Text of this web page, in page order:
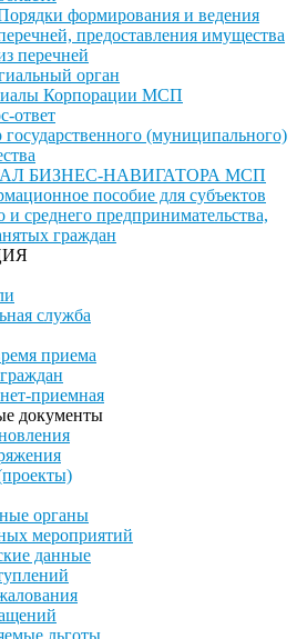
формирования и ведения
предоставления имущества
перечней
орган
Корпорации МСП
ответ
государственного (муниципального)
БИЗНЕС-НАВИГАТОРА МСП
пособие для субъектов
и среднего предпринимательства,
граждан
служба
приема
приемная
документы
органы
мероприятий
данные
льготы